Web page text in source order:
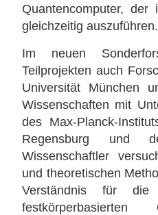
Quantencomputer,
gleichzeitig auszuführen.
Im neuen
Teilprojekten auch
Universität München
Wissenschaften mit
des Max-Planck-
Regensburg und
Wissenschaftler
und theoretischen
Verständnis für die
festkörperbasierten